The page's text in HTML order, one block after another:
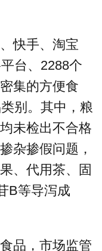
快手、淘宝
台、2288个
集的方便食
别。其中，粮
未检出不合格
杂掺假问题，
、代用茶、固
B等导泻成
品，市场监管